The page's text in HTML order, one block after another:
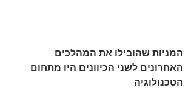
המניות שהובילו את המהלכים
האחרונים לשני הכיוונים היו מתחום
הטכנולוגיה